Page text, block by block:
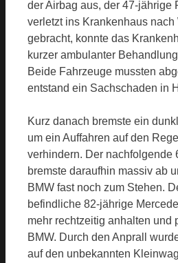
der Airbag aus, der 47-jährige
verletzt ins Krankenhaus nach
gebracht, konnte das
kurzer ambulanter
Beide Fahrzeuge mussten
entstand ein Sachschaden in
Kurz danach bremste ein
um ein Auffahren auf den
verhindern. Der nachfolgende
bremste daraufhin massiv ab
BMW fast noch zum Stehen.
befindliche 82-jährige
mehr rechtzeitig anhalten und
BMW. Durch den Anprall
auf den unbekannten